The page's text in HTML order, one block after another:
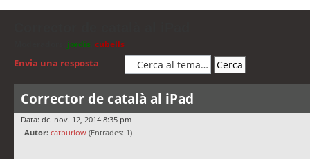
jordis cubells
Envia una resposta
Corrector de català al iPad
Data: dc. nov. 12, 2014 8:35 pm
Autor: catburlow (Entrades: 1)